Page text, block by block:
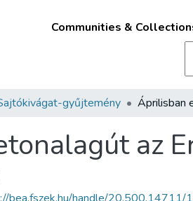
Communities &
gyűjtemény
az